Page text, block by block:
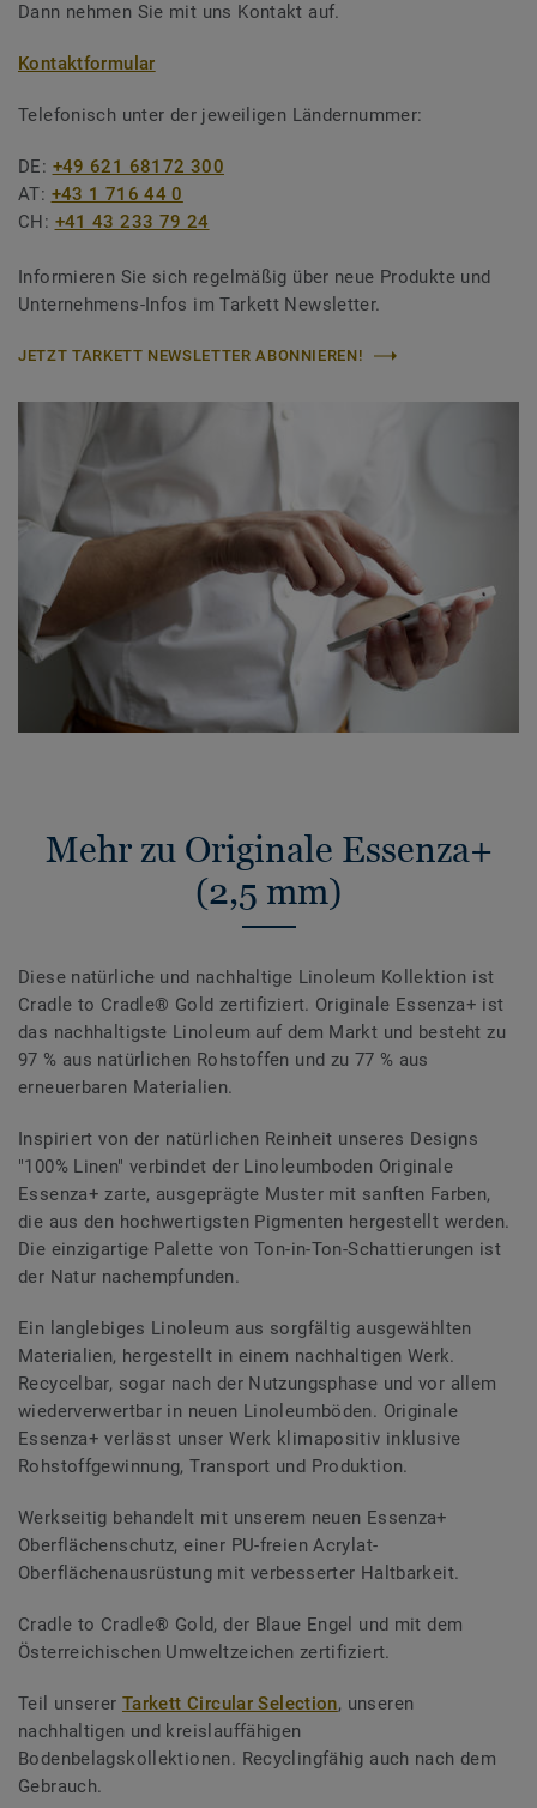
Dann nehmen Sie mit uns Kontakt auf.
Kontaktformular
Telefonisch unter der jeweiligen Ländernummer:
DE: +49 621 68172 300
AT: +43 1 716 44 0
CH: +41 43 233 79 24
Informieren Sie sich regelmäßig über neue Produkte und
Unternehmens-Infos im Tarkett Newsletter.
JETZT TARKETT NEWSLETTER ABONNIEREN!
Mehr zu Originale Essenza+
(2,5 mm)
Diese natürliche und nachhaltige Linoleum Kollektion ist
Cradle to Cradle® Gold zertifiziert. Originale Essenza+ ist
das nachhaltigste Linoleum auf dem Markt und besteht zu
97 % aus natürlichen Rohstoffen und zu 77 % aus
erneuerbaren Materialien.
Inspiriert von der natürlichen Reinheit unseres Designs
"100% Linen" verbindet der Linoleumboden Originale
Essenza+ zarte, ausgeprägte Muster mit sanften Farben,
die aus den hochwertigsten Pigmenten hergestellt werden.
Die einzigartige Palette von Ton-in-Ton-Schattierungen ist
der Natur nachempfunden.
Ein langlebiges Linoleum aus sorgfältig ausgewählten
Materialien, hergestellt in einem nachhaltigen Werk.
Recycelbar, sogar nach der Nutzungsphase und vor allem
wiederverwertbar in neuen Linoleumböden. Originale
Essenza+ verlässt unser Werk klimapositiv inklusive
Rohstoffgewinnung, Transport und Produktion.
Werkseitig behandelt mit unserem neuen Essenza+
Oberflächenschutz, einer PU-freien Acrylat-
Oberflächenausrüstung mit verbesserter Haltbarkeit.
Cradle to Cradle® Gold, der Blaue Engel und mit dem
Österreichischen Umweltzeichen zertifiziert.
Teil unserer Tarkett Circular Selection, unseren
nachhaltigen und kreislauffähigen
Bodenbelagskollektionen. Recyclingfähig auch nach dem
Gebrauch.